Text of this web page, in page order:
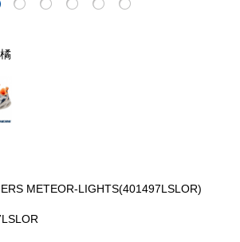
METEOR-LIGHTS(401497LSLOR)